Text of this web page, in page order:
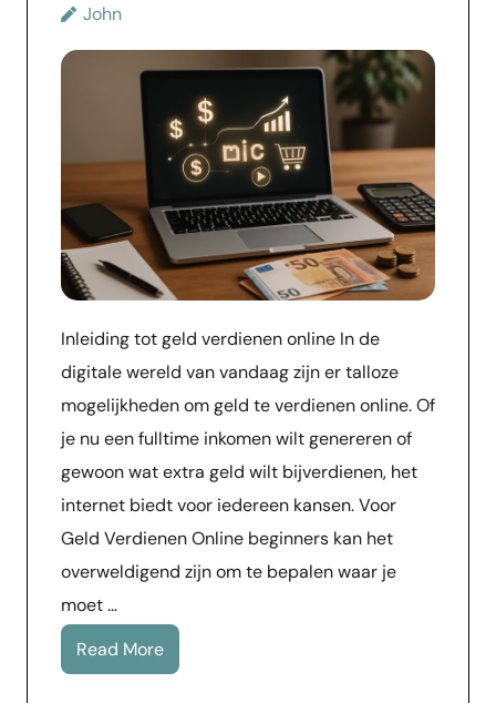
John
Inleiding tot geld verdienen online In de
digitale wereld van vandaag zijn er talloze
mogelijkheden om geld te verdienen online. Of
je nu een fulltime inkomen wilt genereren of
gewoon wat extra geld wilt bijverdienen, het
internet biedt voor iedereen kansen. Voor
Geld Verdienen Online beginners kan het
overweldigend zijn om te bepalen waar je
moet …
Read More